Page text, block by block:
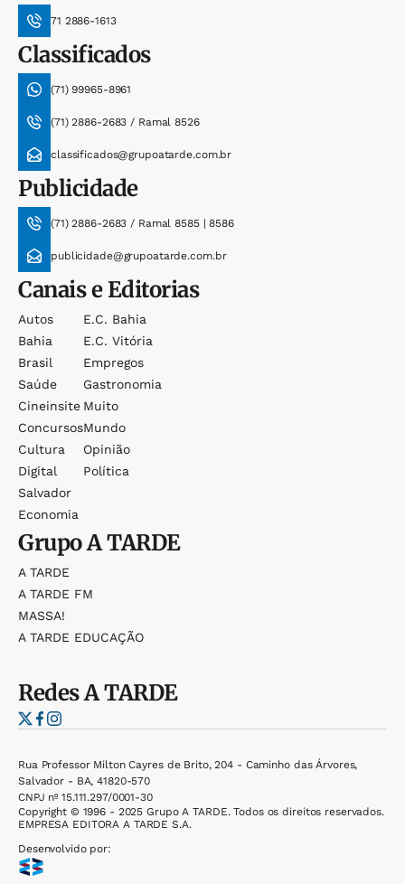
71 2886-1613
Classificados
(71) 99965-8961
(71) 2886-2683 / Ramal 8526
classificados@grupoatarde.com.br
Publicidade
(71) 2886-2683 / Ramal 8585 | 8586
publicidade@grupoatarde.com.br
Canais e Editorias
Autos
Bahia
Brasil
Saúde
Cineinsite
Concursos
Cultura
Digital
Salvador
Economia
E.c. Bahia
E.c. Vitória
Empregos
Gastronomia
Muito
Mundo
Opinião
Política
GrupoA TARDE
A TARDE
A TARDE FM
MASSA!
A TARDE EDUCAÇÃO
RedesA TARDE
Rua Professor Milton Cayres de Brito, 204 - Caminho das Árvores,
Salvador - BA, 41820-570
CNPJ nº 15.111.297/0001-30
Copyright © 1996 - 2025 Grupo A TARDE. Todos os direitos reservados.
EMPRESA EDITORA A TARDE S.A.
Desenvolvido por: